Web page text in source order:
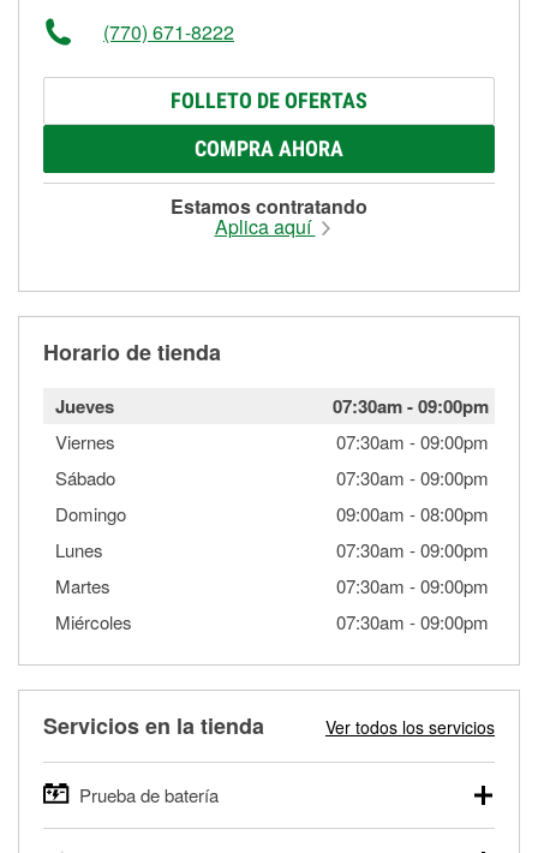
(770) 671-8222
FOLLETO DE OFERTAS
COMPRA AHORA
Estamos contratando
Aplica aquí
Horario de tienda
Jueves 07:30am-09:00pm
Viernes 07:30am -09:00pm
Sábado
07:30am -09:00pm
Domingo
09:00am -08:00pm
Lunes
07:30am -09:00pm
Martes
07:30am -09:00pm
Miércoles
07:30am -09:00pm
Servicios en la tienda Ver todos los servicios
Prueba de batería